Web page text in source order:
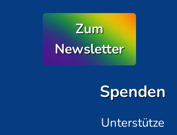
Zum
Newsletter
Spenden
Unterstütze